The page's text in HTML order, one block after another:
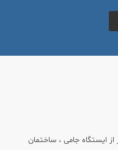
از ایستگاه جامی ، ساختمان